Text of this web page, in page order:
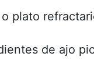
plato
de ajo